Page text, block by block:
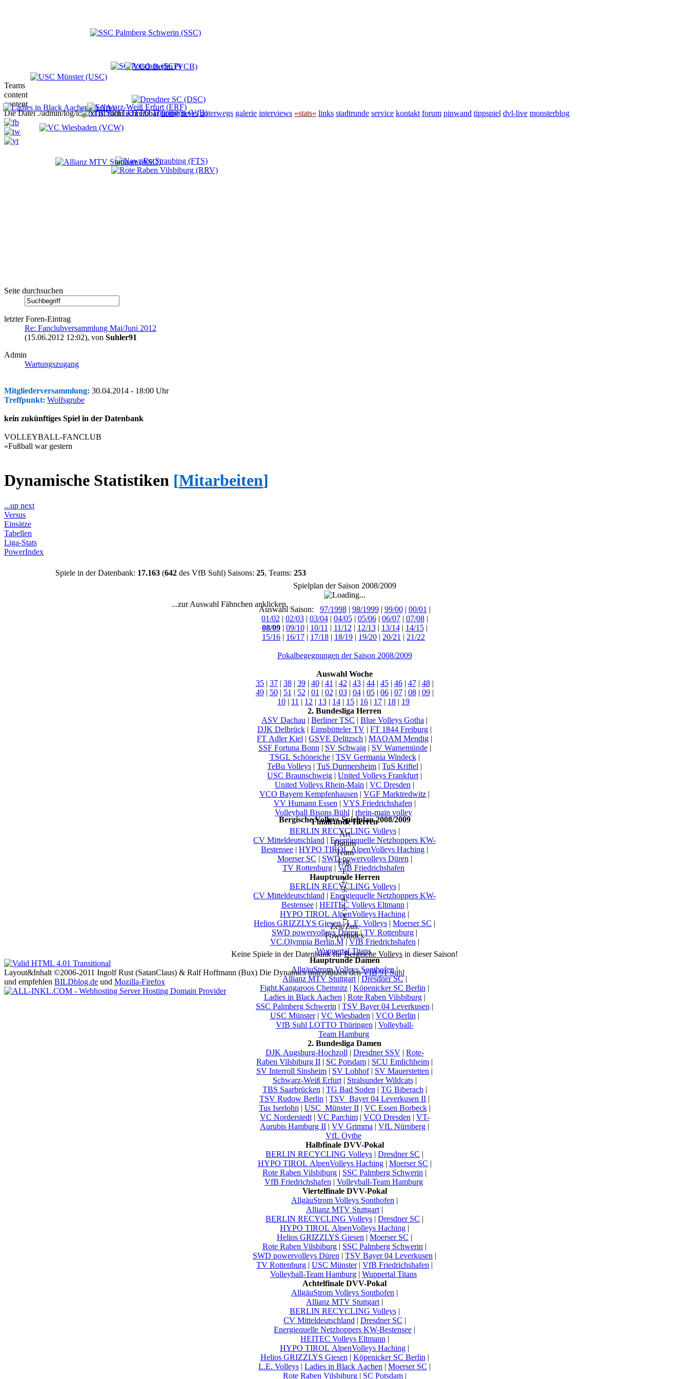
Teams
content
content
Die Datei ./admin/log/log.txt ist nicht schreibbarhome news unterwegs galerie interviews »stats« links stadtrunde service kontakt forum pinwand tippspiel dvl-live monsterblog
Seite durchsuchen
letzter Foren-Eintrag
Re: Fanclubversammlung Mai/Juni 2012
(15.06.2012 12:02), von Suhler91
Admin
Wartungszugang
Mitgliederversammlung: 30.04.2014 - 18:00 Uhr
Treffpunkt: Wolfsgrube
kein zukünftiges Spiel in der Datenbank
VOLLEYBALL-FANCLUB
»Fußball war gestern
Dynamische Statistiken [Mitarbeiten]
...up next
Versus
Einsätze
Tabellen
Liga-Stats
PowerIndex
Spiele in der Datenbank: 17.163(642des VfB Suhl) Saisons: 25, Teams: 253
Spielplan der Saison 2008/2009
...zur Auswahl Fähnchen anklicken.
Auswahl Saison: 97/1998| 98/1999| 99/00| 00/01 |
01/02 | 02/03| 03/04| 04/05| 05/06| 06/07| 07/08|
08/09| 09/10| 10/11 | 11/12 | 12/13| 13/14| 14/15|
15/16 | 16/17 | 17/18 | 18/19 | 19/20 | 20/21 | 21/22
Pokalbegegnungen der Saison 2008/2009
Auswahl Woche
35| 37| 38| 39| 40| 41 | 42 | 43| 44| 45| 46| 47| 48|
49| 50| 51 | 52 | 01 | 02 | 03| 04| 05| 06| 07| 08| 09|
10 | 11 | 12 | 13 | 14 | 15 | 16 | 17 | 18 | 19
2. Bundesliga Herren
ASV Dachau | Berliner TSC | Blue Volleys Gotha |
DJK Delbrück | Eimsbütteler TV | FT 1844 Freiburg |
FT Adler Kiel | GSVE Delitzsch | MAOAM Mendig |
SSF Fortuna Bonn | SV Schwaig| SV Warnemünde|
TSGL Schöneiche| TSV Germania Windeck|
TeBu Volleys | TuS Durmersheim | TuS Kriftel |
USC Braunschweig | United Volleys Frankfurt |
United Volleys Rhein-Main | VC Dresden |
VCO Bayern Kempfenhausen | VGF Marktredwitz |
VV Humann Essen | VYS Friedrichshafen |
Volleyball Bisons Bühl | rhein-main volley
Finalrunde Herren
BERLIN RECYCLING Volleys|
CV Mitteldeutschland | Energiequelle Netzhoppers KW-
Bestensee | HYPO TIROL AlpenVolleys Haching |
Moerser SC | SWD powervolleys Düren |
TV Rottenburg | VfB Friedrichshafen
Hauptrunde Herren
BERLIN RECYCLING Volleys|
CV Mitteldeutschland | Energiequelle Netzhoppers KW-
Bestensee| HEITEC Volleys Eltmann |
HYPO TIROL AlpenVolleys Haching |
Helios GRIZZLYS Giesen|L.E. Volleys | Moerser SC |
SWD powervolleys Düren|TV Rottenburg |
VC.Olympia Berlin.M| VfB Friedrichshafen |
Wuppertal Titans
Hauptrunde Damen
AllgäuStrom Volleys Sonthofen|
Allianz MTV Stuttgart| Dresdner SC|
Fight.Kangaroos Chemnitz | Köpenicker SC Berlin |
Ladies in Black Aachen | Rote Raben Vilsbiburg|
SSC Palmberg Schwerin | TSV Bayer 04 Leverkusen |
USC Münster| VC Wiesbaden | VCO Berlin |
VfB Suhl LOTTO Thüringen | Volleyball-
Team Hamburg
2. Bundesliga Damen
DJK Augsburg-Hochzoll | Dresdner SSV| Rote-
Raben Vilsbiburg II | SC Potsdam | SCU Emlichheim |
SV Interroll Sinsheim | SV Lohhof| SV Mauerstetten |
Schwarz-Weiß Erfurt| Stralsunder Wildcats|
TBS Saarbrücken | TG Bad Soden | TG Biberach |
TSV Rudow Berlin | TSV_Bayer 04 Leverkusen II |
Tus Iserlohn | USC_Münster II| VC Essen Borbeck|
VC Norderstedt| VC Parchim| VCO Dresden | VT-
Aurubis Hamburg II | VV Grimma | VfL Nürnberg |
VfL Oythe
Halbfinale DVV-Pokal
BERLIN RECYCLING Volleys | Dresdner SC |
HYPO TIROL AlpenVolleys Haching| Moerser SC |
Rote Raben Vilsbiburg | SSC Palmberg Schwerin |
VfB Friedrichshafen | Volleyball-Team Hamburg
Viertelfinale DVV-Pokal
AllgäuStrom Volleys Sonthofen |
Allianz MTV Stuttgart |
BERLIN RECYCLING Volleys | Dresdner SC |
HYPO TIROL AlpenVolleys Haching |
Helios GRIZZLYS Giesen | Moerser SC |
Rote Raben Vilsbiburg | SSC Palmberg Schwerin |
SWD powervolleys Düren | TSV Bayer 04 Leverkusen |
TV Rottenburg | USC Münster| VfB Friedrichshafen |
Volleyball-Team Hamburg | Wuppertal Titans
Achtelfinale DVV-Pokal
AllgäuStrom Volleys Sonthofen |
Allianz MTV Stuttgart |
BERLIN RECYCLING Volleys|
CV Mitteldeutschland | Dresdner SC |
Energiequelle Netzhoppers KW-Bestensee |
HEITEC Volleys Eltmann |
HYPO TIROL AlpenVolleys Haching |
Helios GRIZZLYS Giesen | Köpenicker SC Berlin |
L.E. Volleys | Ladies in Black Aachen | Moerser SC |
Rote Raben Vilsbiburg| SC Potsdam|
Bergische Volleys Spielplan 2008/2009
Art
Datum
Team
Erg.
1.
2.
3.
4.
5.
Σ
Zeit/Zus.
PowerIndex
Keine Spiele in der Datenbank fürBergische Volleys in dieser Saison!
Layout&Inhalt ©2006-2011 Ingolf Rust (SatanClaus) & Ralf Hoffmann (Bux) Die Dynamics unterstützen denVfB 91 Suhl
und empfehlen BILDblog.de und Mozilla-Firefox